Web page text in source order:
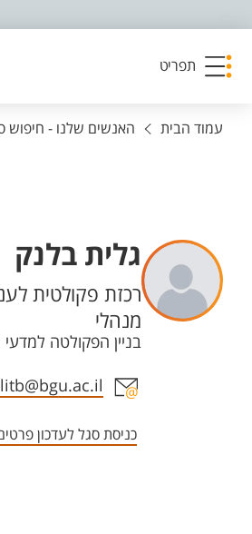
תפריט
עמוד הבית האנשים שלנו - חיפוש
גלית בלנק
יחידות
רכזת פקולטית
מנהלי
בניין הפקולטה למדעי ההנדסה
אזור צור קשר
כניסת סגל לעדכון